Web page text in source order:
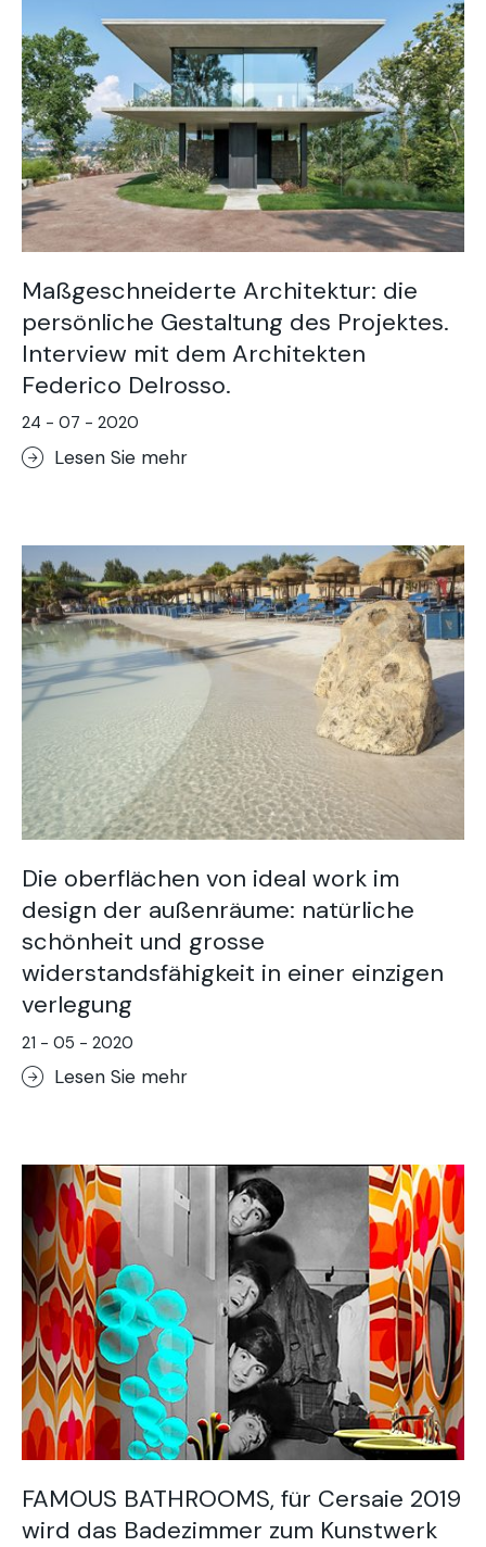
Maßgeschneiderte Architektur: die
persönliche Gestaltung des Projektes.
Interview mit dem Architekten
Federico Delrosso.
24 - 07 - 2020
Lesen Sie mehr
Die oberflächen von ideal work im
design der außenräume: natürliche
schönheit und grosse
widerstandsfähigkeit in einer einzigen
verlegung
21 - 05 - 2020
Lesen Sie mehr
FAMOUS BATHROOMS, für Cersaie 2019
wird das Badezimmer zum Kunstwerk